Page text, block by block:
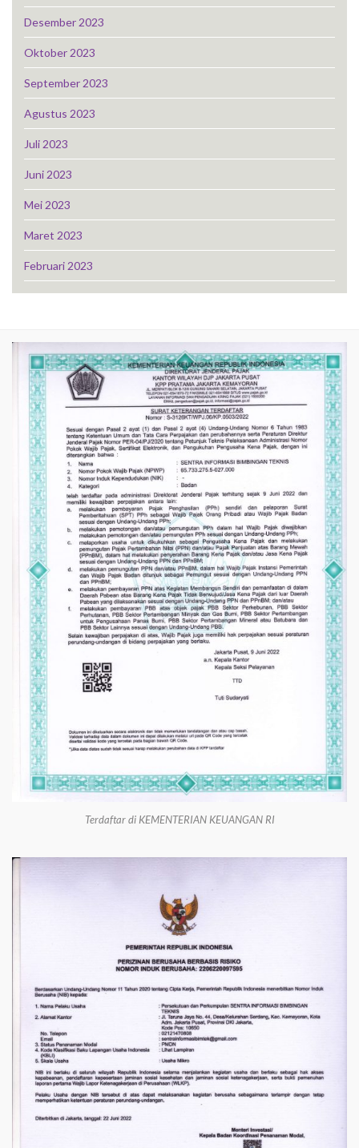
Desember 2023
Oktober 2023
September 2023
Agustus 2023
Juli 2023
Juni 2023
Mei 2023
Maret 2023
Februari 2023
Terdaftar di KEMENTERIAN KEUANGAN RI